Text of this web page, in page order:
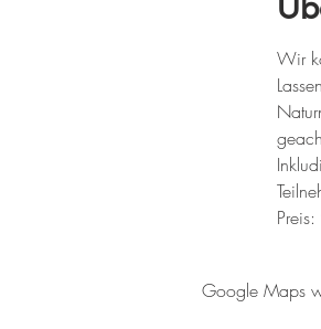
Wir
Google Maps